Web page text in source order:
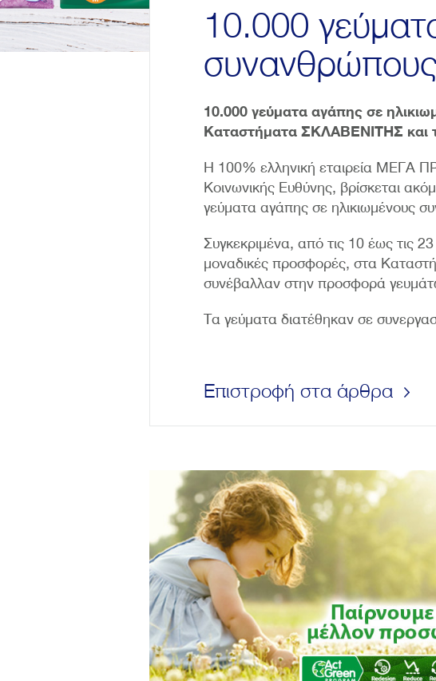
10.000
10.000 γεύματα αγάπης σε
Καταστήματα ΣΚΛΑΒΕΝΙΤΗΣ και
H 100% ελληνική εταιρεία ΜΕΓΑ
Κοινωνικής Ευθύνης, βρίσκεται
γεύματα αγάπης σε ηλικιωμένους
Συγκεκριμένα, από τις 10 έως τις
μοναδικές προσφορές, στα
συνέβαλλαν στην προσφορά
Τα γεύματα διατέθηκαν σε
Επιστροφή στα άρθρα